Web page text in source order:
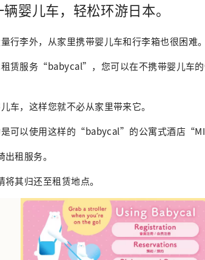
婴儿车，轻松环游日本。
行李外，从家里携带婴儿车和行李箱也很困难。
赁服务“babycal”，您可以在不携带婴儿车
车，这样您就不必从家里带来它。
是可以使用这样的“babycal”的公寓式酒店
租服务。
其归还至租赁地点。